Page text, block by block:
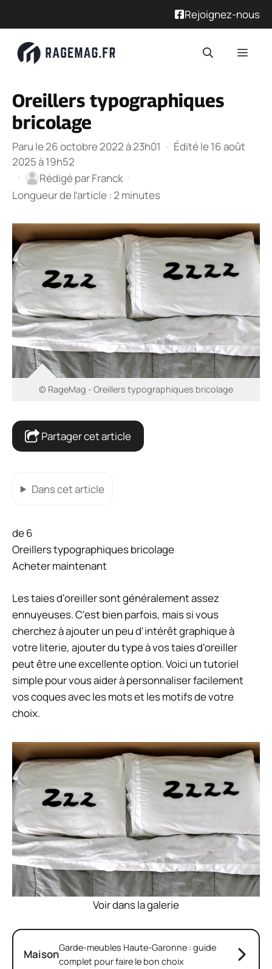
Rejoignez-nous
Oreillers typographiques
bricolage
Paru le 26 octobre 2022 à 23h01 · Édité le 16 août
2025 à 19h52
·
Rédigé parFranck ·
Longueur de l’article : 2 minutes
© RageMag - Oreillers typographiques bricolage
Partager cet article
Dans cet article
de 6
Oreillers typographiques bricolage
Acheter maintenant
Les taies d'oreiller sont généralement assez
ennuyeuses. C'est bien parfois, mais si vous
cherchez à ajouter un peu d'intérêt graphique à
votre literie, ajouter du type à vos taies d'oreiller
peut être une excellente option. Voici un tutoriel
simple pour vous aider à personnaliser facilement
vos coques avec les mots et les motifs de votre
choix.
Voir dans la galerie
MaisonGarde-meubles Haute-Garonne : guide
complet pour faire le bon choix